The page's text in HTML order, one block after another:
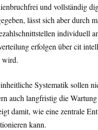
und vollständig
lässt sich aber durch
individuell
erfolgen über cit
wird.
Systematik sollen
auch langfristig die
damit, wie eine zentrale
kann.